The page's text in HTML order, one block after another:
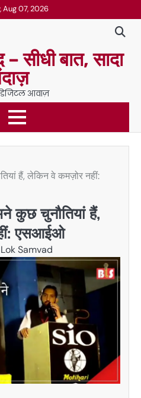
Aug 07, 2026
सीधी बात, सादा
डिजिटल आवाज़
हैं, लेकिन वे कमज़ोर नहीं:
कुछ चुनौतियां हैं,
एसआईओ
Samvad